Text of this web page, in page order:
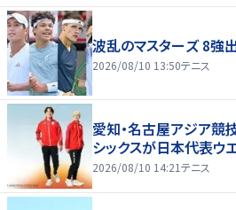
波乱のマスターズ 8強
2026/08/10 13:50テニス
愛知・名古屋アジア競
シックスが日本代表ウ
2026/08/10 14:21テニス